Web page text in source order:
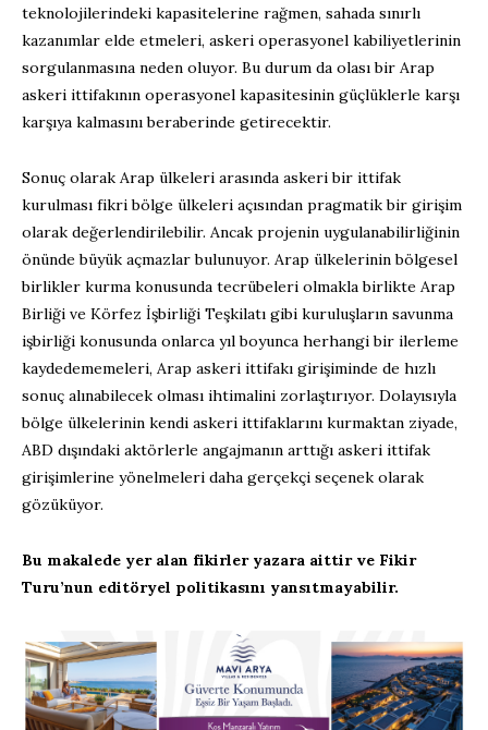
teknolojilerindeki kapasitelerine rağmen, sahada sınırlı
kazanımlar elde etmeleri, askeri operasyonel kabiliyetlerinin
sorgulanmasına neden oluyor. Bu durum da olası bir Arap
askeri ittifakının operasyonel kapasitesinin güçlüklerle karşı
karşıya kalmasını beraberinde getirecektir.
Sonuç olarak Arap ülkeleri arasında askeri bir ittifak
kurulması fikri bölge ülkeleri açısından pragmatik bir girişim
olarak değerlendirilebilir. Ancak projenin uygulanabilirliğinin
önünde büyük açmazlar bulunuyor. Arap ülkelerinin bölgesel
birlikler kurma konusunda tecrübeleri olmakla birlikte Arap
Birliği ve Körfez İşbirliği Teşkilatı gibi kuruluşların savunma
işbirliği konusunda onlarca yıl boyunca herhangi bir ilerleme
kaydedememeleri, Arap askeri ittifakı girişiminde de hızlı
sonuç alınabilecek olması ihtimalini zorlaştırıyor. Dolayısıyla
bölge ülkelerinin kendi askeri ittifaklarını kurmaktan ziyade,
ABD dışındaki aktörlerle angajmanın arttığı askeri ittifak
girişimlerine yönelmeleri daha gerçekçi seçenek olarak
gözüküyor.
Bu makalede yer alan fikirler yazara aittir ve Fikir
Turu’nun editöryel politikasını yansıtmayabilir.